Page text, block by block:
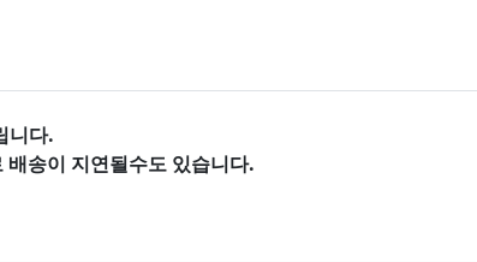
니다.
송이 지연될수도 있습니다.